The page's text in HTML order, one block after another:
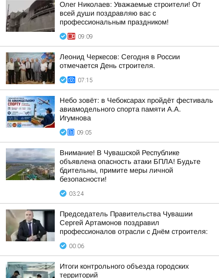
Олег Николаев: Уважаемые строители! От
всей души поздравляю вас с
профессиональным праздником!
09:09
Леонид Черкесов: Сегодня в России
отмечается День строителя.
07:15
Небо зовёт: в Чебоксарах пройдёт фестиваль
авиамодельного спорта памяти А.А.
Игумнова
09:05
Внимание! В Чувашской Республике
объявлена опасность атаки БПЛА! Будьте
бдительны, примите меры личной
безопасности!
03:24
Председатель Правительства Чувашии
Сергей Артамонов поздравил
профессионалов отрасли с Днём строителя:
00:06
Итоги контрольного объезда городских
территорий